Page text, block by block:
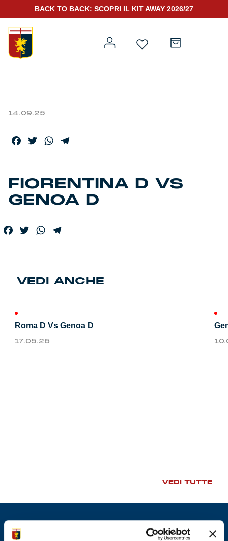
Prima squadra
Kit Gara 2026/27
Training
Kit Gara 25/26
Urban Collection
Sebago x Genoa
Accessori
BACK TO BACK: SCOPRI IL KIT AWAY 2026/27
14.09.25
Facebook
TwitterWhatsApp
FIORENTINA D VS
GENOA D
Facebook
TwitterWhatsApp
VEDI ANCHE
Roma D Vs Genoa D
17.05.26
VEDI TUTTE